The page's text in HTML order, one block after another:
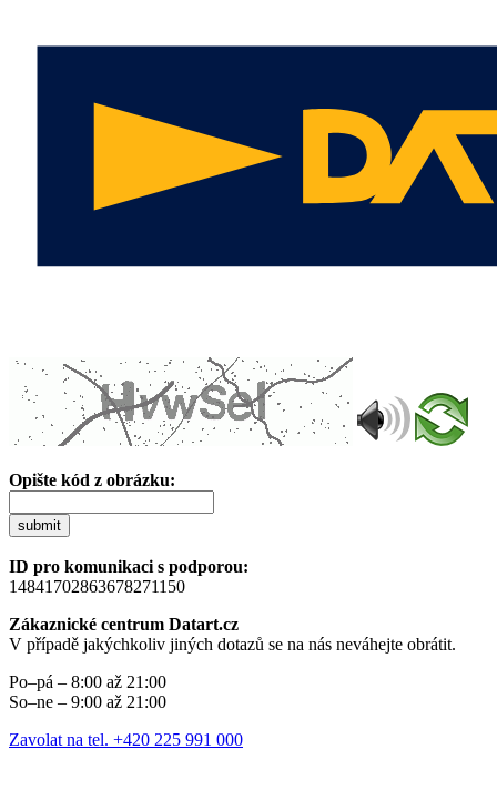
Opište kód z obrázku:
submit
ID pro komunikaci s podporou:
14841702863678271150
Zákaznické centrum Datart.cz
V případě jakýchkoliv jiných dotazů se na nás neváhejte obrátit.
Po–pá – 8:00 až 21:00
So–ne – 9:00 až 21:00
Zavolat na tel. +420 225 991 000